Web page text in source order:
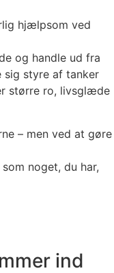
hjælpsom ved
og handle ud fra
styre af tanker
større ro, livsglæde
– men ved at gøre
noget, du har,
ind